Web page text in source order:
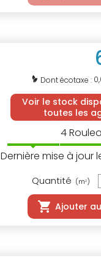
Dont écotaxe :
Voir le stock
toutes les
4
Dernière mise à jour
Quantité (m2)
Ajouter